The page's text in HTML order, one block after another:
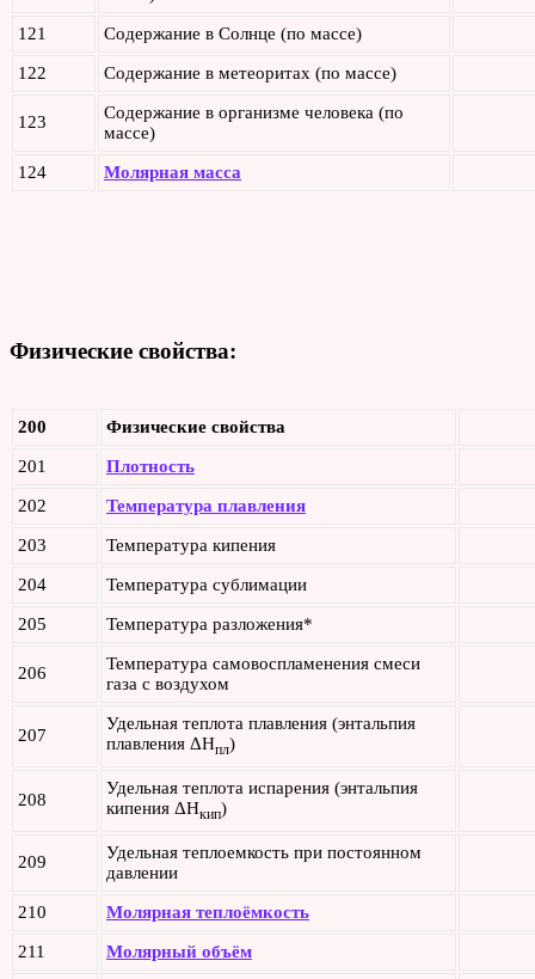
121 Содержание в Солнце (по массе)
122 Содержание в метеоритах (по массе)
123
Содержание в организме человека (по
массе)
124 Молярная масса
Физические свойства:
200 Физические свойства
201 Плотность
202 Температура плавления
203 Температура кипения
204 Температура сублимации
205 Температура разложения*
206
Температура самовоспламенения смеси
газа с воздухом
207
Удельная теплота плавления (энтальпия
плавления ΔHпл)
208
Удельная теплота испарения (энтальпия
кипения ΔHкип)
209
Удельная теплоемкость при постоянном
давлении
210 Молярная теплоёмкость
211 Молярный объём